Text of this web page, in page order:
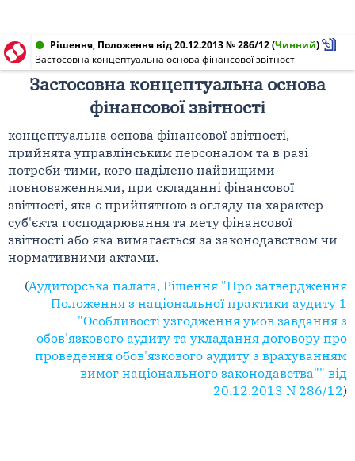
Рішення, Положення від 20.12.2013 № 286/12(Чинний)
Застосовна концептуальна основа фінансової звітності